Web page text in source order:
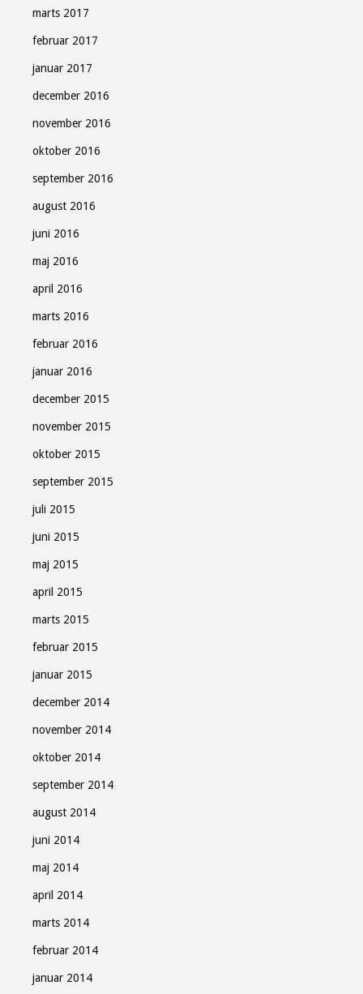
marts 2017
februar 2017
januar 2017
december 2016
november 2016
oktober 2016
september 2016
august 2016
juni 2016
maj 2016
april 2016
marts 2016
februar 2016
januar 2016
december 2015
november 2015
oktober 2015
september 2015
juli 2015
juni 2015
maj 2015
april 2015
marts 2015
februar 2015
januar 2015
december 2014
november 2014
oktober 2014
september 2014
august 2014
juni 2014
maj 2014
april 2014
marts 2014
februar 2014
januar 2014